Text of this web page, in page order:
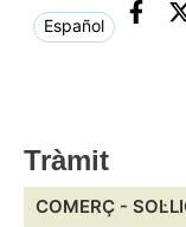
Español
Tràmit
COMERÇ -